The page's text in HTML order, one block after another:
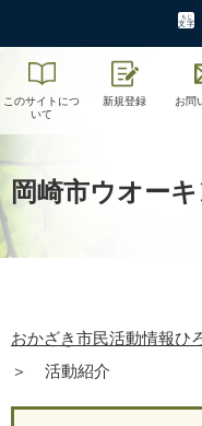
このサイトにつ
いて
新規登録 お問
岡崎市ウオー
おかざき市民活動情報ひ
＞
活動紹介